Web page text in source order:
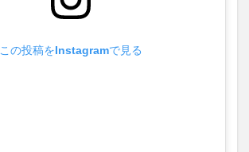
この投稿をInstagramで見る